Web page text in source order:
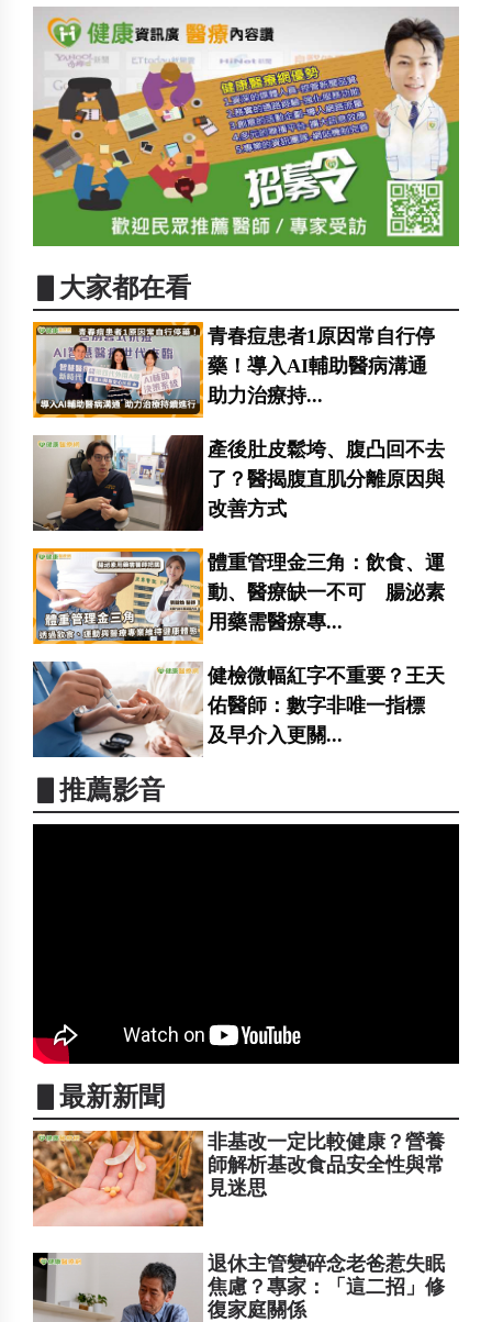
▋大家都在看
青春痘患者1原因常自行停
藥！導入AI輔助醫病溝通
助力治療持...
產後肚皮鬆垮、腹凸回不去
了？醫揭腹直肌分離原因與
改善方式
體重管理金三角：飲食、運
動、醫療缺一不可 腸泌素
用藥需醫療專...
健檢微幅紅字不重要？王天
佑醫師：數字非唯一指標
及早介入更關...
▋推薦影音
▋最新新聞
非基改一定比較健康？營養
師解析基改食品安全性與常
見迷思
退休主管變碎念老爸惹失眠
焦慮？專家：「這二招」修
復家庭關係